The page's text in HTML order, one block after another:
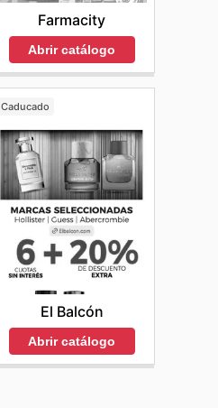
Farmacity
Abrir catálogo
Caducado
El Balcón
Abrir catálogo